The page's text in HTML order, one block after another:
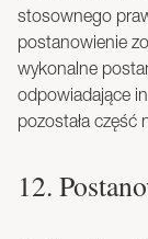
stosownego
postanowienie
wykonalne
odpowiadające
pozostała część
12.